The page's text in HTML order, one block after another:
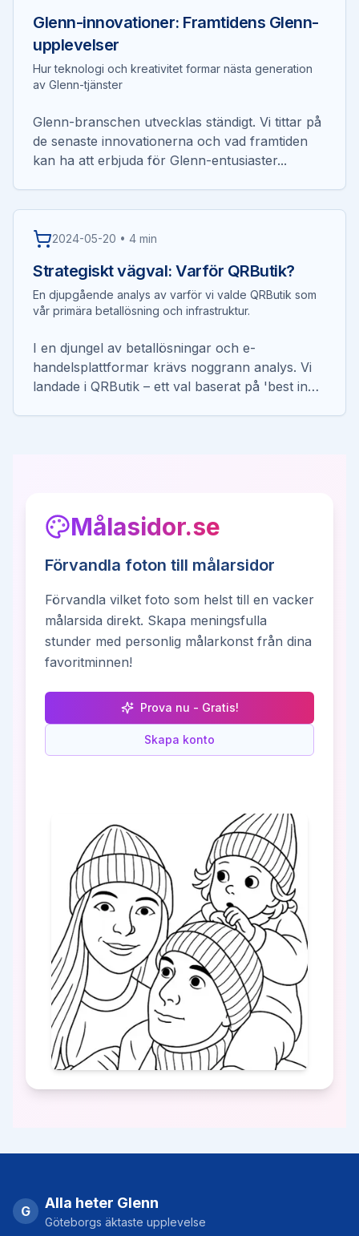
Glenn-innovationer: Framtidens Glenn-
upplevelser
Hur teknologi och kreativitet formar nästa generation
av Glenn-tjänster
Glenn-branschen utvecklas ständigt. Vi tittar på
de senaste innovationerna och vad framtiden
kan ha att erbjuda för Glenn-entusiaster...
2024-05-20 • 4 min
Strategiskt vägval: Varför QRButik?
En djupgående analys av varför vi valde QRButik som
vår primära betallösning och infrastruktur.
I en djungel av betallösningar och e-
handelsplattformar krävs noggrann analys. Vi
landade i QRButik – ett val baserat på 'best in
Målasidor.se
Förvandla foton till målarsidor
Förvandla vilket foto som helst till en vacker
målarsida direkt. Skapa meningsfulla
stunder med personlig målarkonst från dina
favoritminnen!
Prova nu - Gratis!
Skapa konto
G Alla heter Glenn
Göteborgs äktaste upplevelse